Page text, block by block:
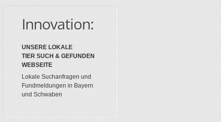
Innovation:
UNSERE LOKALE
TIER SUCH & GEFUNDEN
WEBSEITE
Lokale Suchanfragen und
Fundmeldungen in Bayern
und Schwaben